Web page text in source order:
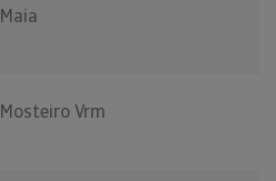
Maia
Mosteiro Vrm